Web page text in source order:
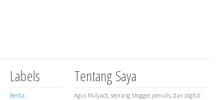
Labels
Berita
Tentang Saya
Agus Mulyadi, seorang blogger, penulis, dan digital